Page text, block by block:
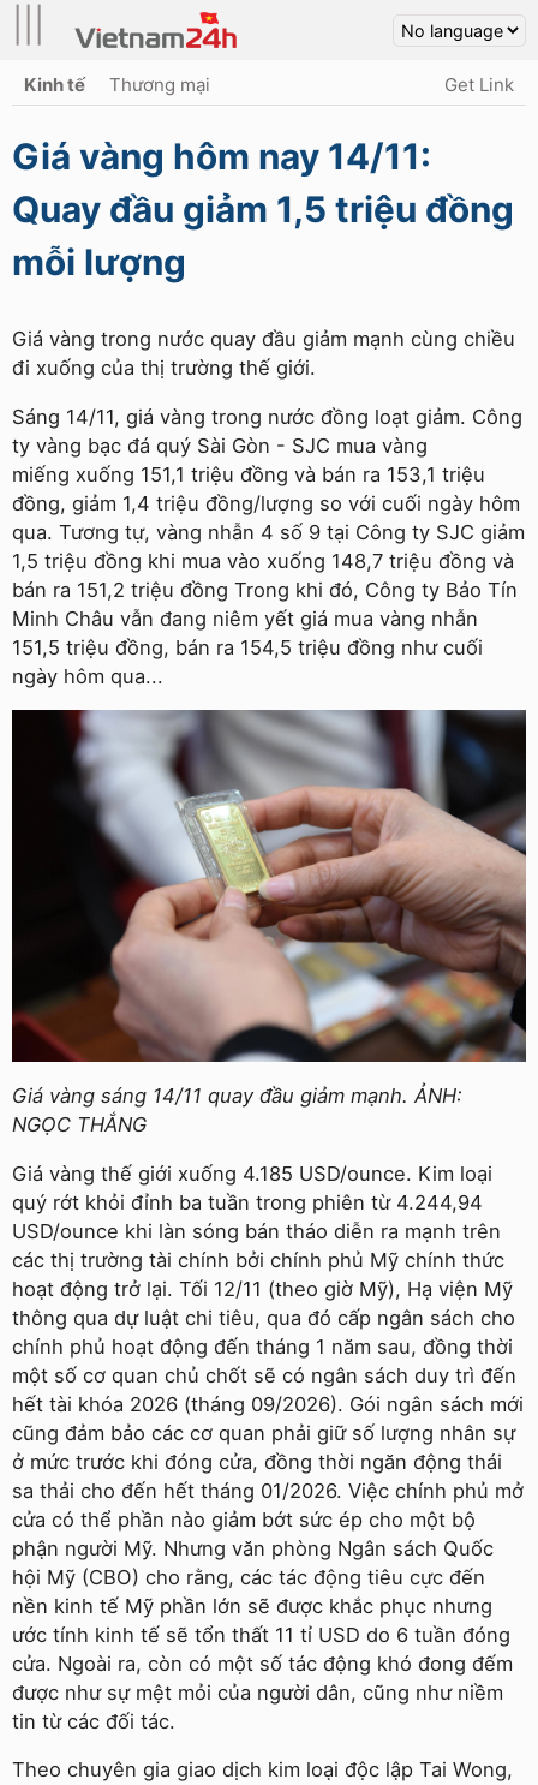
Kinh tế Thương mại Get Link
Giá vàng hôm nay 14/11:
Quay đầu giảm 1,5 triệu đồng
mỗi lượng
Giá vàng trong nước quay đầu giảm mạnh cùng chiều
đi xuống của thị trường thế giới.
Sáng 14/11, giá vàng trong nước đồng loạt giảm. Công
ty vàng bạc đá quý Sài Gòn - SJC mua vàng
miếng xuống 151,1 triệu đồng và bán ra 153,1 triệu
đồng, giảm 1,4 triệu đồng/lượng so với cuối ngày hôm
qua. Tương tự, vàng nhẫn 4 số 9 tại Công ty SJC giảm
1,5 triệu đồng khi mua vào xuống 148,7 triệu đồng và
bán ra 151,2 triệu đồng Trong khi đó, Công ty Bảo Tín
Minh Châu vẫn đang niêm yết giá mua vàng nhẫn
151,5 triệu đồng, bán ra 154,5 triệu đồng như cuối
ngày hôm qua...
Giá vàng sáng 14/11 quay đầu giảm mạnh. ẢNH:
NGỌC THẮNG
Giá vàng thế giới xuống 4.185 USD/ounce. Kim loại
quý rớt khỏi đỉnh ba tuần trong phiên từ 4.244,94
USD/ounce khi làn sóng bán tháo diễn ra mạnh trên
các thị trường tài chính bởi chính phủ Mỹ chính thức
hoạt động trở lại. Tối 12/11 (theo giờ Mỹ), Hạ viện Mỹ
thông qua dự luật chi tiêu, qua đó cấp ngân sách cho
chính phủ hoạt động đến tháng 1 năm sau, đồng thời
một số cơ quan chủ chốt sẽ có ngân sách duy trì đến
hết tài khóa 2026 (tháng 09/2026). Gói ngân sách mới
cũng đảm bảo các cơ quan phải giữ số lượng nhân sự
ở mức trước khi đóng cửa, đồng thời ngăn động thái
sa thải cho đến hết tháng 01/2026. Việc chính phủ mở
cửa có thể phần nào giảm bớt sức ép cho một bộ
phận người Mỹ. Nhưng văn phòng Ngân sách Quốc
hội Mỹ (CBO) cho rằng, các tác động tiêu cực đến
nền kinh tế Mỹ phần lớn sẽ được khắc phục nhưng
ước tính kinh tế sẽ tổn thất 11 tỉ USD do 6 tuần đóng
cửa. Ngoài ra, còn có một số tác động khó đong đếm
được như sự mệt mỏi của người dân, cũng như niềm
tin từ các đối tác.
Theo chuyên gia giao dịch kim loại độc lập Tai Wong,